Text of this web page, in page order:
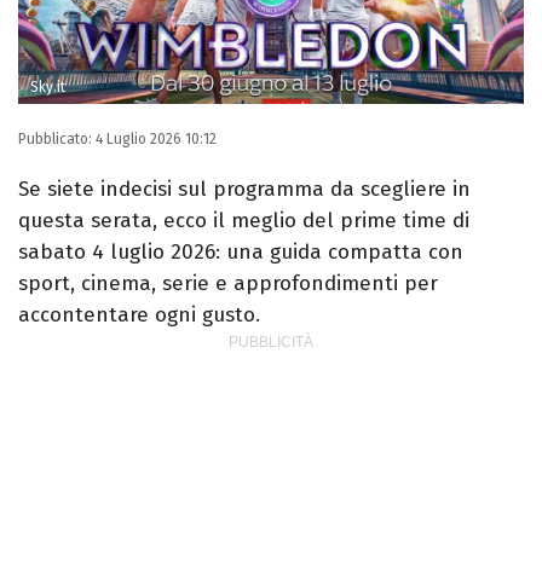
Sky.it
Pubblicato: 4 Luglio 2026 10:12
Se siete indecisi sul programma da scegliere in
questa serata, ecco il meglio del prime time di
sabato 4 luglio 2026: una guida compatta con
sport, cinema, serie e approfondimenti per
accontentare ogni gusto.